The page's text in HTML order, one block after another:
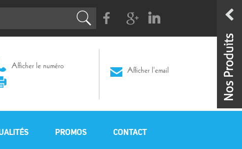
Facebook
G+ Linkedin
Afficher le numéro
Afficher l'email
PROMOS CONTACT